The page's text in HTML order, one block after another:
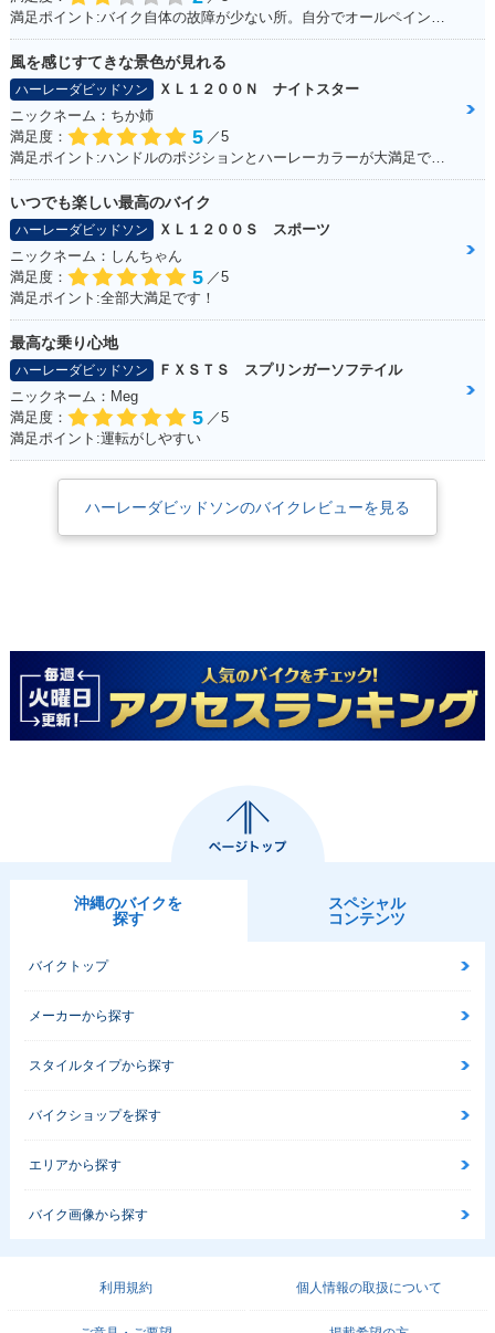
満足ポイント:バイク自体の故障が少ない所。自分でオールペイントした所。
風を感じすてきな景色が見れる
ハーレーダビッドソン
ＸＬ１２００Ｎ ナイトスター
ニックネーム：ちか姉
満足度：
5 ／5
満足ポイント:ハンドルのポジションとハーレーカラーが大満足です！ パワーも抜群！
いつでも楽しい最高のバイク
ハーレーダビッドソン
ＸＬ１２００Ｓ スポーツ
ニックネーム：しんちゃん
満足度：
5 ／5
満足ポイント:全部大満足です！
最高な乗り心地
ハーレーダビッドソン
ＦＸＳＴＳ スプリンガーソフテイル
ニックネーム：Meg
満足度：
5 ／5
満足ポイント:運転がしやすい
ハーレーダビッドソンのバイクレビューを見る
沖縄のバイクを
探す
スペシャル
コンテンツ
バイクトップ
メーカーから探す
スタイルタイプから探す
バイクショップを探す
エリアから探す
バイク画像から探す
利用規約 個人情報の取扱について